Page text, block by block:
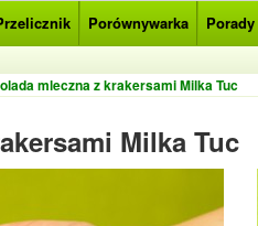
Porównywarka Porady
mleczna z krakersami Milka Tuc
Milka Tuc